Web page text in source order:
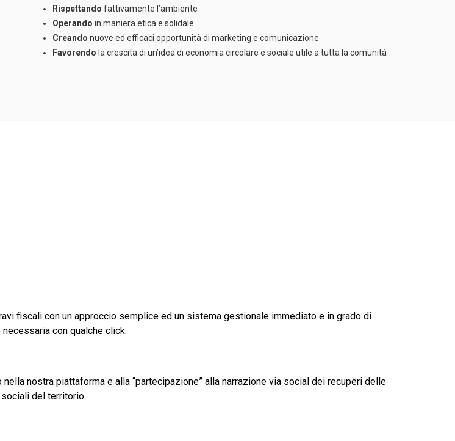
Rispettando fattivamente l’ambiente
Operando in maniera etica e solidale
Creando nuove ed efficaci opportunità di marketing e comunicazione
Favorendo la crescita di un’idea di economia circolare e sociale utile a tutta la comunità
fiscali con un approccio semplice ed un sistema gestionale immediato e in grado di
con qualche click.
nostra piattaforma e alla “partecipazione” alla narrazione via social dei recuperi delle
del territorio